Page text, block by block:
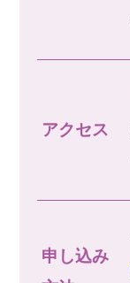
アクセス
申し込み